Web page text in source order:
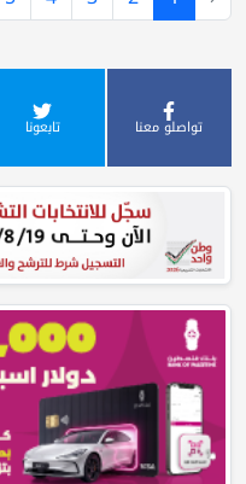
تابعونا شاهدونا